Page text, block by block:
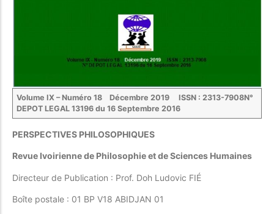
Volume IX – Numéro 18 Décembre 2019 ISSN : 2313-7908N°
DEPOT LEGAL 13196 du 16 Septembre 2016
PERSPECTIVES PHILOSOPHIQUES
Revue Ivoirienne de Philosophie et de Sciences Humaines
Directeur de Publication : Prof. Doh Ludovic FIÉ
Boîte postale : 01 BP V18 ABIDJAN 01